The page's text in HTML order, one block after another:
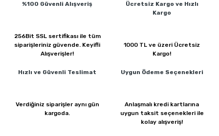
%100 Güvenli Alışveriş
256Bit SSL sertifikası ile tüm
siparişleriniz güvende. Keyifli
Alışverişler!
Ücretsiz Kargo ve Hızlı
Kargo
1000 TL ve üzeri Ücretsiz
Kargo!
Hızlı ve Güvenli Teslimat
Verdiğiniz siparişler aynı gün
kargoda.
Uygun Ödeme Seçenekleri
Anlaşmalı kredi kartlarına
uygun taksit seçenekleri ile
kolay alışveriş!